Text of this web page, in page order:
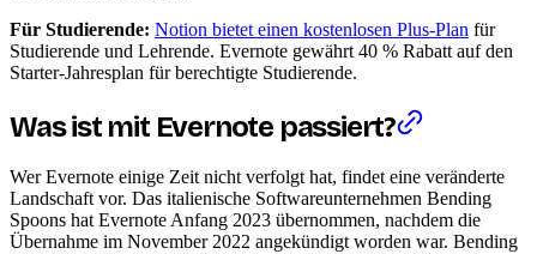
Für Studierende: Notion bietet einen kostenlosen Plus-Plan für
Studierende und Lehrende. Evernote gewährt 40 % Rabatt auf den
Starter-Jahresplan für berechtigte Studierende.
Was ist mit Evernote passiert?
Wer Evernote einige Zeit nicht verfolgt hat, findet eine veränderte
Landschaft vor. Das italienische Softwareunternehmen Bending
Spoons hat Evernote Anfang 2023 übernommen, nachdem die
Übernahme im November 2022 angekündigt worden war. Bending